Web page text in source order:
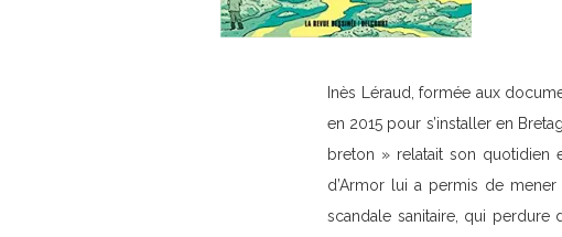
Inès Léraud, formée aux
en 2015 pour s’installer en
breton » relatait son quotidien
d’Armor lui a permis de
scandale sanitaire, qui